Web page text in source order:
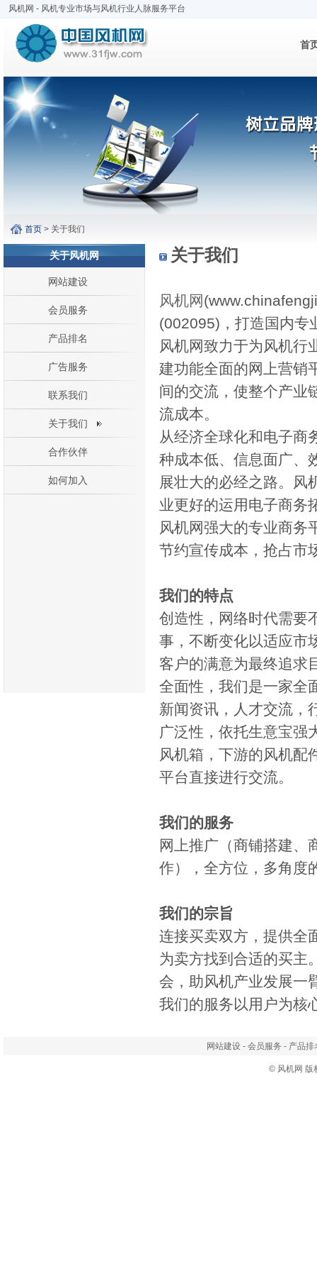
风机网 - 风机专业市场与风机行业人脉服务平台
首
首页 > 关于我们
关于风机网
网站建设
会员服务
产品排名
广告服务
联系我们
关于我们
合作伙伴
如何加入
关于我们
风机网
(002095)，打造国内专
风机网致力于为风机行
建功能全面的网上营销
间的交流，使整个产业
流成本。
从经济全球化和电子商
种成本低、信息面广、
展壮大的必经之路。风
业更好的运用电子商务
风机网强大的专业商务
节约宣传成本，抢占市
我们的特点
创造性，网络时代需要
事，不断变化以适应市
客户的满意为最终追求
全面性，我们是一家全
新闻资讯，人才交流，
广泛性，依托生意宝强
风机箱，下游的风机配
平台直接进行交流。
我们的服务
网上推广（商铺搭建、
作），全方位，多角度
我们的宗旨
连接买卖双方，提供全
为卖方找到合适的买主
会，助风机产业发展一
我们的服务以用户为核
网站建设 - 会员服务 - 产品排
© 风机网 版